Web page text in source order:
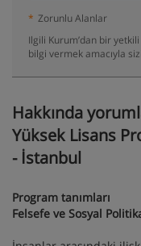
* Zorunlu Alanlar
Ilgili Kurum’dan bir
bilgi vermek amacıyla
Hakkında
Yüksek Lisans
- İstanbul
Program tanımları
Felsefe ve Sosyal